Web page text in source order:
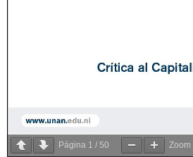
Página 1 / 50 Zoom